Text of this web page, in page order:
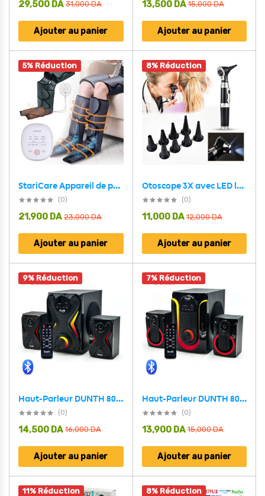
31,000DA
29,500 DA
Ajouter au panier
15,000DA
13,500 DA
Ajouter au panier
5% Réduction
StariCare Appareil de pressothérapie pour les jambes – جهاز العلاج بالضغط للساقين
(0)
23,000DA
21,900 DA
Ajouter au panier
8% Réduction
Otoscope 3X avec LED loupe de contrôle d’oreille portable avec 8 capuchons – جهاز فحص الأذن
(0)
12,000DA
11,000 DA
Ajouter au panier
9% Réduction
Haut-Parleur DUNTH 8000 W LED BT/AUX/USB/FM Radio DU-SP833 – مكبر صوت إحترافي أصلي
(0)
16,000DA
14,500 DA
Ajouter au panier
7% Réduction
Haut-Parleur DUNTH 8000 W LED BT/AUX/USB/FM Radio DU-SP832 – مكبر صوت إحترافي أصلي
(0)
15,000DA
13,900 DA
Ajouter au panier
11% Réduction 8% Réduction